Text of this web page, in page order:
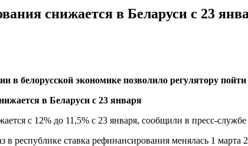
снижается в Беларуси с 23
в белорусской экономике позволило регулятору
с 12% до 11,5% с 23 января, сообщили в пресс-
республике ставка рефинансирования менялась 1 марта